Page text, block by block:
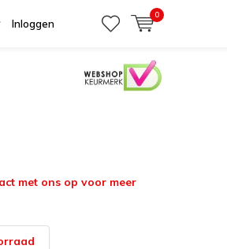
Inloggen
0
met ons op voor meer